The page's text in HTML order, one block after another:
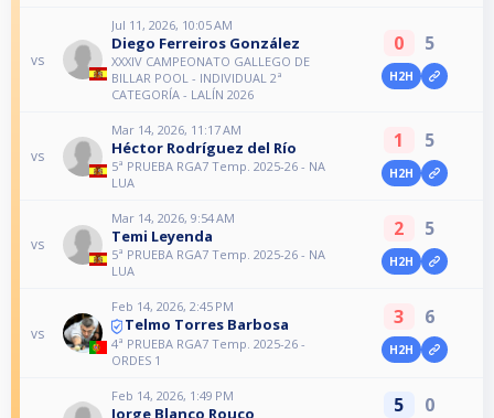
vs
Jul 11, 2026, 10:05 AM
Diego Ferreiros González
XXXIV CAMPEONATO GALLEGO DE
BILLAR POOL - INDIVIDUAL 2ª
CATEGORÍA - LALÍN 2026
0 5
H2H
vs
Mar 14, 2026, 11:17 AM
Héctor Rodríguez del Río
5ª PRUEBA RGA7 Temp. 2025-26 - NA
LUA
1 5
H2H
vs
Mar 14, 2026, 9:54 AM
Temi Leyenda
5ª PRUEBA RGA7 Temp. 2025-26 - NA
LUA
2 5
H2H
vs
Feb 14, 2026, 2:45 PM
Telmo Torres Barbosa
4ª PRUEBA RGA7 Temp. 2025-26 -
ORDES 1
3 6
H2H
Feb 14, 2026, 1:49 PM
Jorge Blanco Rouco 5 0